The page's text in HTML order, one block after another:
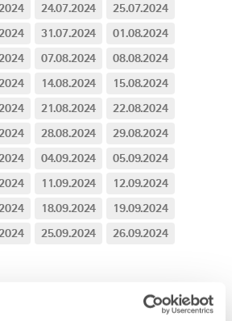
24.07.2024
25.07.2024
31.07.2024
01.08.2024
07.08.2024
08.08.2024
14.08.2024
15.08.2024
21.08.2024
22.08.2024
28.08.2024
29.08.2024
04.09.2024
05.09.2024
11.09.2024
12.09.2024
18.09.2024
19.09.2024
25.09.2024
26.09.2024